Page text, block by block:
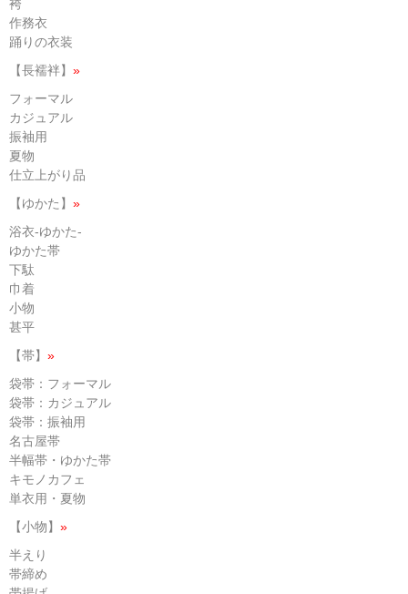
袴
作務衣
踊りの衣装
【長襦袢】 »
フォーマル
カジュアル
振袖用
夏物
仕立上がり品
【ゆかた】 »
浴衣-ゆかた-
ゆかた帯
下駄
巾着
小物
甚平
【帯】 »
袋帯：フォーマル
袋帯：カジュアル
袋帯：振袖用
名古屋帯
半幅帯・ゆかた帯
キモノカフェ
単衣用・夏物
【小物】 »
半えり
帯締め